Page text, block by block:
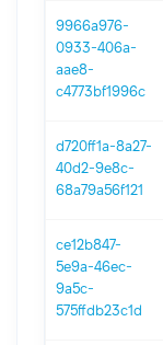
9966a976-
0933-406a-
aae8-
c4773bf1996c
d720ff1a-8a27-
40d2-9e8c-
68a79a56f121
ce12b847-
5e9a-46ec-
9a5c-
575ffdb23c1d